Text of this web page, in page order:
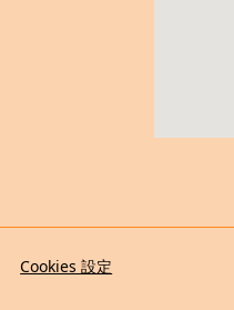
Cookies 設定